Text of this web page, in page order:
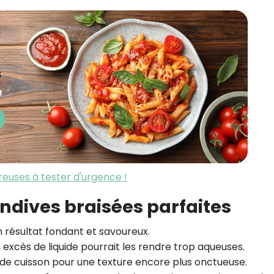
à tester d'urgence !
braisées parfaites
résultat fondant et savoureux.
excès de liquide pourrait les rendre trop aqueuses.
cuisson pour une texture encore plus onctueuse.